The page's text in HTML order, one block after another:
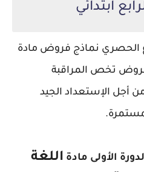
ابتدائي
الحصري نماذج فروض مادة
تخص المراقبة
أجل الإستعداد الجيد
الأولى مادة اللغة